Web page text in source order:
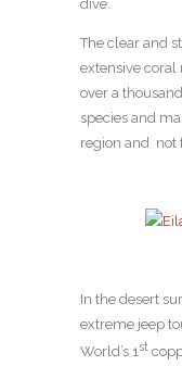
dive.
The clear and
extensive coral
over a
species and
region and not
In the desert
extreme jeep
World’s 1 st